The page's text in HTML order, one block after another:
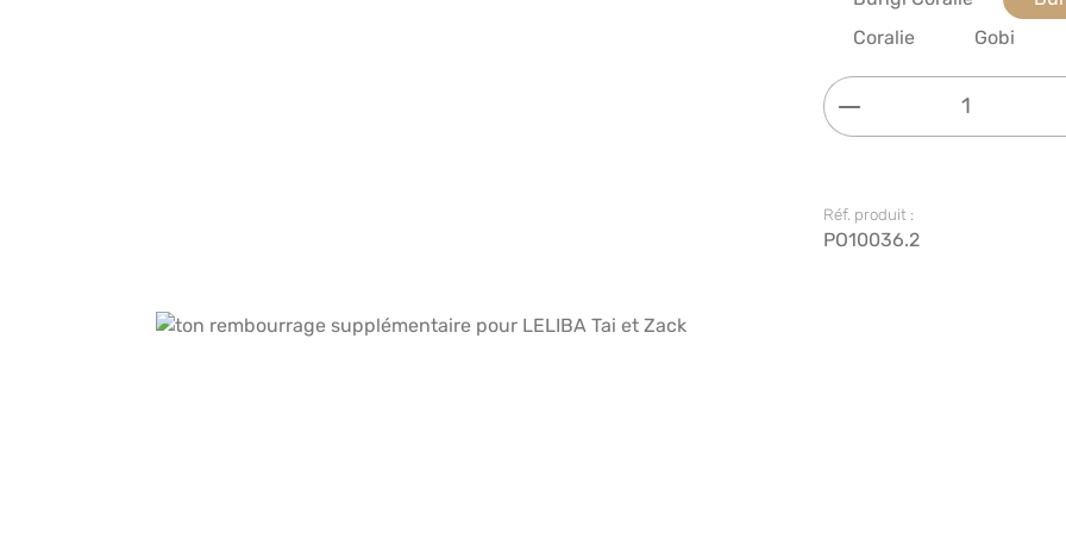
Coralie
Gobi
Quantité de
Réf. produit :
PO10036.2